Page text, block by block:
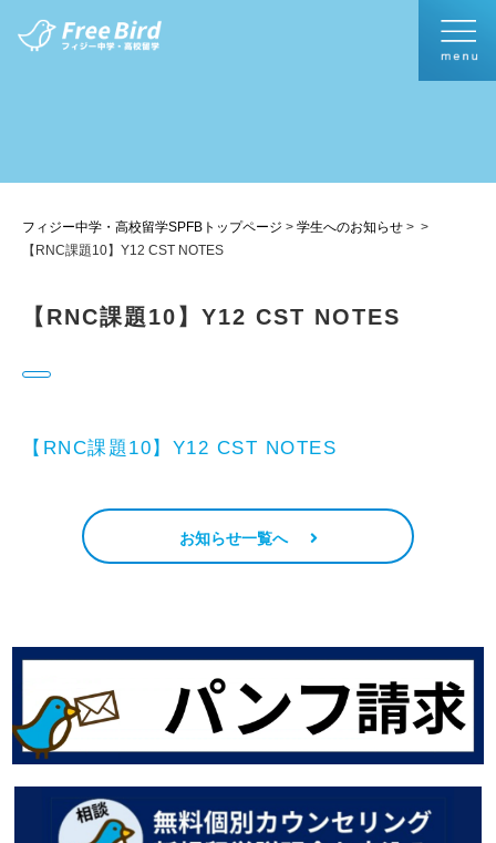
フィジー中学・高校留学SPFBトップページ > 学生へのお知らせ > >
【RNC課題10】Y12 CST NOTES
【RNC課題10】Y12 CST NOTES
【RNC課題10】Y12 CST NOTES
お知らせ一覧へ